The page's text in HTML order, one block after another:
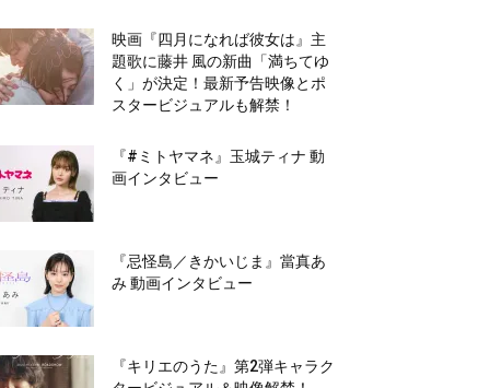
映画『四月になれば彼女は』主
題歌に藤井 風の新曲「満ちてゆ
く」が決定！最新予告映像とポ
スタービジュアルも解禁！
『#ミトヤマネ』玉城ティナ 動
画インタビュー
『忌怪島／きかいじま』當真あ
み 動画インタビュー
『キリエのうた』第2弾キャラク